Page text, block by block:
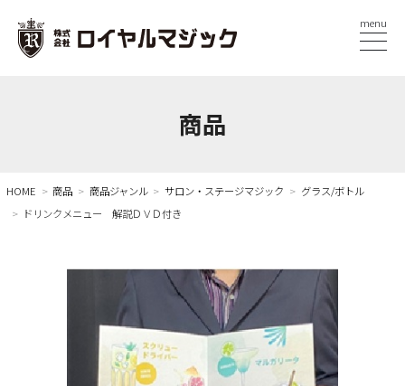
menu
商品
HOME 商品 商品ジャンル サロン・ステージマジック
グラス/ボトル
ドリンクメニュー 解説ＤＶＤ付き